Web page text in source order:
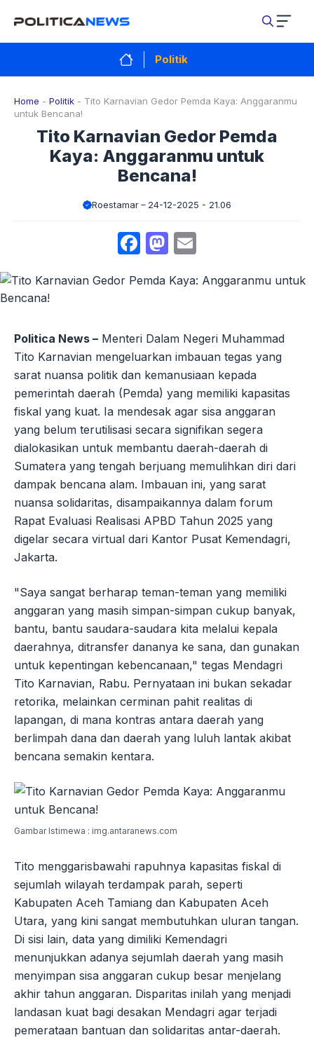
isi
Politik
Home - Politik - Tito Karnavian Gedor Pemda Kaya: Anggaranmu
untuk Bencana!
Tito Karnavian Gedor Pemda
Kaya: Anggaranmu untuk
Bencana!
Roestamar 24-12-2025 - 21.06
Facebook
Mastodon
Politica News – Menteri Dalam Negeri Muhammad
Tito Karnavian mengeluarkan imbauan tegas yang
sarat nuansa politik dan kemanusiaan kepada
pemerintah daerah (Pemda) yang memiliki kapasitas
fiskal yang kuat. Ia mendesak agar sisa anggaran
yang belum terutilisasi secara signifikan segera
dialokasikan untuk membantu daerah-daerah di
Sumatera yang tengah berjuang memulihkan diri dari
dampak bencana alam. Imbauan ini, yang sarat
nuansa solidaritas, disampaikannya dalam forum
Rapat Evaluasi Realisasi APBD Tahun 2025 yang
digelar secara virtual dari Kantor Pusat Kemendagri,
Jakarta.
"Saya sangat berharap teman-teman yang memiliki
anggaran yang masih simpan-simpan cukup banyak,
bantu, bantu saudara-saudara kita melalui kepala
daerahnya, ditransfer dananya ke sana, dan gunakan
untuk kepentingan kebencanaan," tegas Mendagri
Tito Karnavian, Rabu. Pernyataan ini bukan sekadar
retorika, melainkan cerminan pahit realitas di
lapangan, di mana kontras antara daerah yang
berlimpah dana dan daerah yang luluh lantak akibat
bencana semakin kentara.
Gambar Istimewa : img.antaranews.com
Tito menggarisbawahi rapuhnya kapasitas fiskal di
sejumlah wilayah terdampak parah, seperti
Kabupaten Aceh Tamiang dan Kabupaten Aceh
Utara, yang kini sangat membutuhkan uluran tangan.
Di sisi lain, data yang dimiliki Kemendagri
menunjukkan adanya sejumlah daerah yang masih
menyimpan sisa anggaran cukup besar menjelang
akhir tahun anggaran. Disparitas inilah yang menjadi
landasan kuat bagi desakan Mendagri agar terjadi
pemerataan bantuan dan solidaritas antar-daerah.